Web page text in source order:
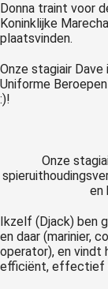
Donna traint voor
Koninklijke
plaatsvinden.
Onze stagiair
Uniforme
:)!
Onze
en
Ikzelf (Djack) ben
en daar (marinier,
operator), en vindt
efficiënt, effectief